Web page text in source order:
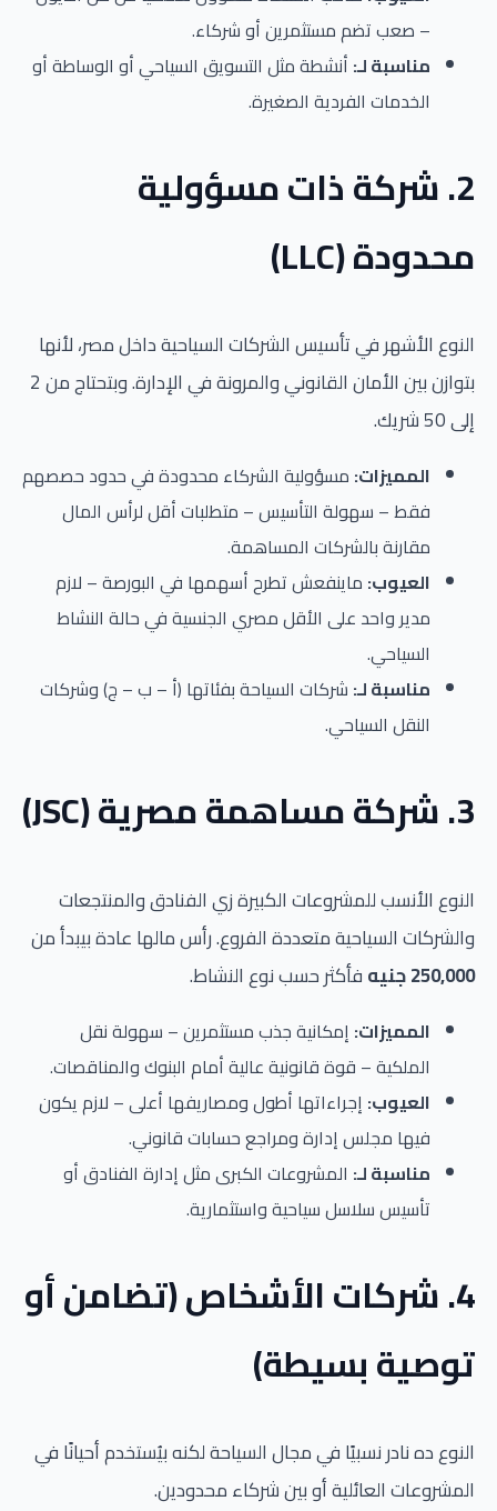
– صعب تضم مستثمرين أو شركاء.
مناسبة لـ: أنشطة مثل التسويق السياحي أو الوساطة أو
الخدمات الفردية الصغيرة.
2. شركة ذات مسؤولية
محدودة (LLC)
النوع الأشهر في تأسيس الشركات السياحية داخل مصر، لأنها
بتوازن بين الأمان القانوني والمرونة في الإدارة. وبتحتاج من 2
إلى 50 شريك.
المميزات: مسؤولية الشركاء محدودة في حدود حصصهم
فقط – سهولة التأسيس – متطلبات أقل لرأس المال
مقارنة بالشركات المساهمة.
العيوب: ماينفعش تطرح أسهمها في البورصة – لازم
مدير واحد على الأقل مصري الجنسية في حالة النشاط
السياحي.
مناسبة لـ: شركات السياحة بفئاتها (أ – ب – ج) وشركات
النقل السياحي.
3. شركة مساهمة مصرية (JSC)
النوع الأنسب للمشروعات الكبيرة زي الفنادق والمنتجعات
والشركات السياحية متعددة الفروع. رأس مالها عادة بيبدأ من
250,000 جنيه
فأكثر حسب نوع النشاط.
المميزات: إمكانية جذب مستثمرين – سهولة نقل
الملكية – قوة قانونية عالية أمام البنوك والمناقصات.
العيوب: إجراءاتها أطول ومصاريفها أعلى – لازم يكون
فيها مجلس إدارة ومراجع حسابات قانوني.
مناسبة لـ: المشروعات الكبرى مثل إدارة الفنادق أو
تأسيس سلاسل سياحية واستثمارية.
4. شركات الأشخاص (تضامن أو
توصية بسيطة)
النوع ده نادر نسبيًا في مجال السياحة لكنه بيُستخدم أحيانًا في
المشروعات العائلية أو بين شركاء محدودين.